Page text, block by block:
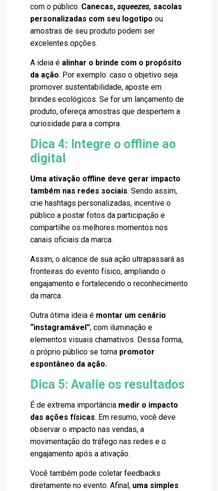
com o público. Canecas, squeezes, sacolas
personalizadas com seu logotipo ou
amostras de seu produto podem ser
excelentes opções.
A ideia é alinhar o brinde com o propósito
da ação. Por exemplo: caso o objetivo seja
promover sustentabilidade, aposte em
brindes ecológicos. Se for um lançamento de
produto, ofereça amostras que despertem a
curiosidade para a compra.
Dica 4: Integre o offline ao
digital
Uma ativação offline deve gerar impacto
também nas redes sociais. Sendo assim,
crie hashtags personalizadas, incentive o
público a postar fotos da participação e
compartilhe os melhores momentos nos
canais oficiais da marca.
Assim, o alcance de sua ação ultrapassará as
fronteiras do evento físico, ampliando o
engajamento e fortalecendo o reconhecimento
da marca.
Outra ótima ideia é montar um cenário
“instagramável”, com iluminação e
elementos visuais chamativos. Dessa forma,
o próprio público se torna promotor
espontâneo da ação.
Dica 5: Avalie os resultados
É de extrema importância medir o impacto
das ações físicas. Em resumo, você deve
observar o impacto nas vendas, a
movimentação do tráfego nas redes e o
engajamento após a ativação.
Você também pode coletar feedbacks
diretamente no evento. Afinal, uma simples